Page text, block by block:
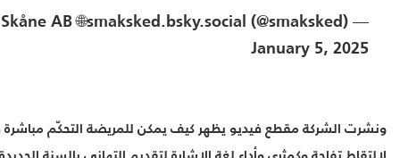
— Smaksked Skåne AB 🌐smaksked.bsky.social (@smaksked)
January 5, 2025
ونشرت الشركة مقطع فيديو يظهر كيف يمكن للمريضة التحكّم مباشرة